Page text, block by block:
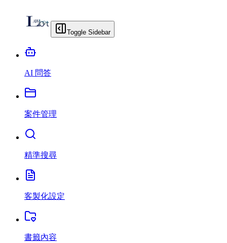
Toggle Sidebar
AI 問答
案件管理
精準搜尋
客製化設定
書籤內容